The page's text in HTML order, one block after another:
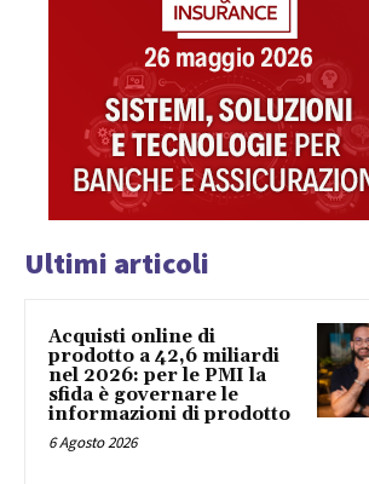
Ultimi articoli
Acquisti online di
prodotto a 42,6 miliardi
nel 2026: per le PMI la
sfida è governare le
informazioni di prodotto
6 Agosto 2026